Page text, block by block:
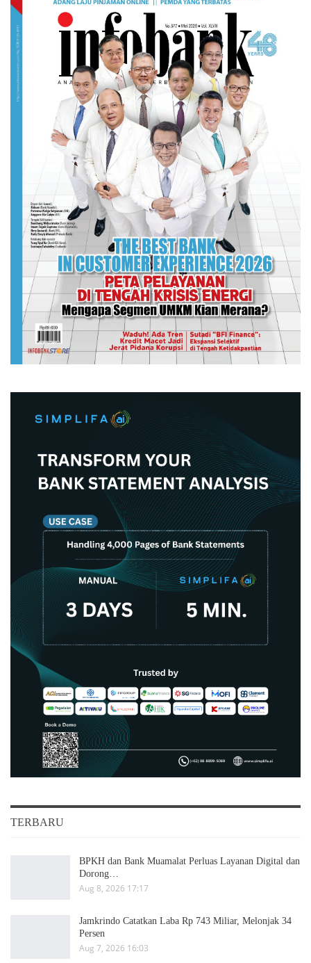
TERBARU
BPKH dan Bank Muamalat Perluas Layanan Digital dan
Dorong…
Aug 8, 2026 17:17
Jamkrindo Catatkan Laba Rp 743 Miliar, Melonjak 34
Persen
Aug 7, 2026 16:03